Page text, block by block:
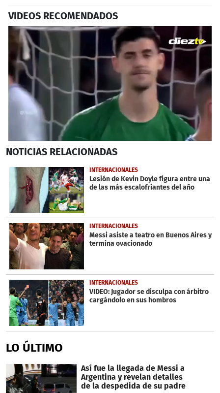
VIDEOS RECOMENDADOS
seconds
4
minutes,
seconds
NOTICIAS RELACIONADAS
INTERNACIONALES
Lesión de Kevin Doyle figura entre una
de las más escalofriantes del año
INTERNACIONALES
Messi asiste a teatro en Buenos Aires y
termina ovacionado
INTERNACIONALES
VIDEO: Jugador se disculpa con árbitro
cargándolo en sus hombros
LO ÚLTIMO
Así fue la llegada de Messi a
Argentina y revelan detalles
de la despedida de su padre